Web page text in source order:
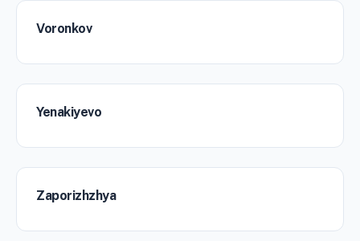
Voronkov
Yenakiyevo
Zaporizhzhya